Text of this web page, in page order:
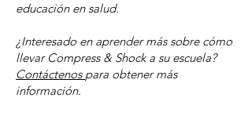
educación en salud.
¿Interesado en aprender más sobre cómo
llevar Compress & Shock a su escuela?
Contáctenos para obtener más
información.